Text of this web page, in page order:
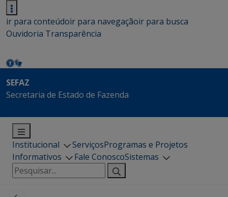
ir para conteúdoir para navegaçãoir para busca
Ouvidoria Transparência
SEFAZ
Secretaria de Estado de Fazenda
Institucional ServiçosProgramas e Projetos
Informativos
Fale ConoscoSistemas
Pesquisar
por: